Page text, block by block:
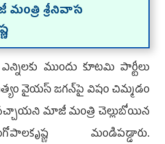
శ్రీనివాస
ఎన్నిలకు ముందు కూటమి పార్టీలు
వైయస్ జగన్‌పై విషం చిమ్మడం
మాజీ మంత్రి చెల్లుబోయిన
మండిపడ్డారు.